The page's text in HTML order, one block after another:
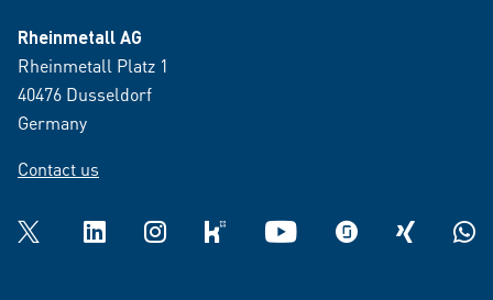
Rheinmetall AG
Rheinmetall Platz 1
40476 Dusseldorf
Germany
Contact us
Twitter LinkedInInstagramkununu YouTube glassdoorXING